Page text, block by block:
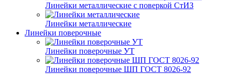
Линейки металлические с поверкой СтИЗ
Линейки металлические
Линейки поверочные
Линейки поверочные УТ
Линейки поверочные ШП ГОСТ 8026-92